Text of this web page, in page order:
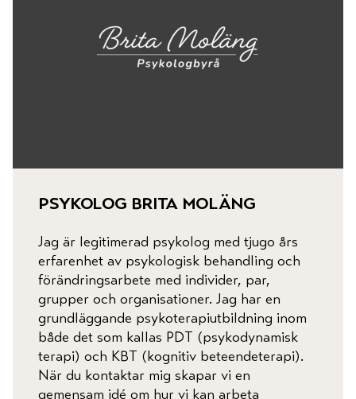
psykolog brita moläng
Jag är legitimerad psykolog med tjugo års
erfarenhet av psykologisk behandling och
förändringsarbete med individer, par,
grupper och organisationer. Jag har en
grundläggande psykoterapiutbildning inom
både det som kallas PDT (psykodynamisk
terapi) och KBT (kognitiv beteendeterapi).
När du kontaktar mig skapar vi en